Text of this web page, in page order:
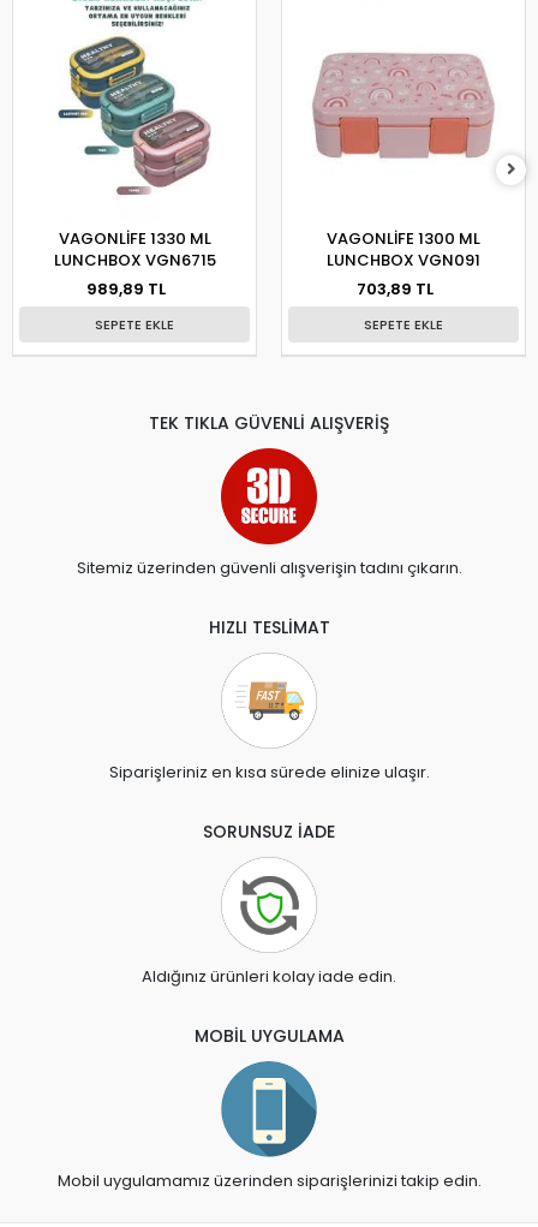
VAGONLİFE 1330 ML
LUNCHBOX VGN6715
989,89 TL
SEPETE EKLE
VAGONLİFE 1300 ML
LUNCHBOX VGN091
703,89 TL
SEPETE EKLE
TEK TIKLA GÜVENLİ ALIŞVERİŞ
Sitemiz üzerinden güvenli alışverişin tadını çıkarın.
HIZLI TESLİMAT
Siparişleriniz en kısa sürede elinize ulaşır.
SORUNSUZ İADE
Aldığınız ürünleri kolay iade edin.
MOBİL UYGULAMA
Mobil uygulamamız üzerinden siparişlerinizi takip edin.